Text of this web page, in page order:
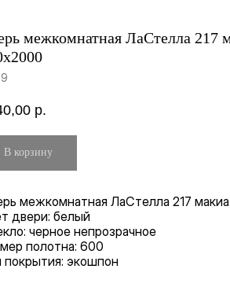
межкомнатная ЛаСтелла 217
р.
В корзину
межкомнатная ЛаСтелла 217
двери: белый
черное непрозрачное
полотна: 600
покрытия: экошпон